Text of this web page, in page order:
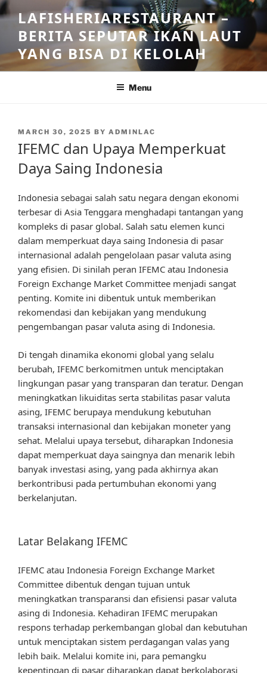
Skip
to
content
LAFISHERIARESTAURANT –
BERITA SEPUTAR IKAN LAUT
YANG BISA DI KELOLAH
Menu
POSTED
MARCH 30, 2025 BY ADMINLAC
IFEMC dan Upaya Memperkuat
Daya Saing Indonesia
Indonesia sebagai salah satu negara dengan ekonomi
terbesar di Asia Tenggara menghadapi tantangan yang
kompleks di pasar global. Salah satu elemen kunci
dalam memperkuat daya saing Indonesia di pasar
internasional adalah pengelolaan pasar valuta asing
yang efisien. Di sinilah peran IFEMC atau Indonesia
Foreign Exchange Market Committee menjadi sangat
penting. Komite ini dibentuk untuk memberikan
rekomendasi dan kebijakan yang mendukung
pengembangan pasar valuta asing di Indonesia.
Di tengah dinamika ekonomi global yang selalu
berubah, IFEMC berkomitmen untuk menciptakan
lingkungan pasar yang transparan dan teratur. Dengan
meningkatkan likuiditas serta stabilitas pasar valuta
asing, IFEMC berupaya mendukung kebutuhan
transaksi internasional dan kebijakan moneter yang
sehat. Melalui upaya tersebut, diharapkan Indonesia
dapat memperkuat daya saingnya dan menarik lebih
banyak investasi asing, yang pada akhirnya akan
berkontribusi pada pertumbuhan ekonomi yang
berkelanjutan.
Latar Belakang IFEMC
IFEMC atau Indonesia Foreign Exchange Market
Committee dibentuk dengan tujuan untuk
meningkatkan transparansi dan efisiensi pasar valuta
asing di Indonesia. Kehadiran IFEMC merupakan
respons terhadap perkembangan global dan kebutuhan
untuk menciptakan sistem perdagangan valas yang
lebih baik. Melalui komite ini, para pemangku
kepentingan di pasar diharapkan dapat berkolaborasi